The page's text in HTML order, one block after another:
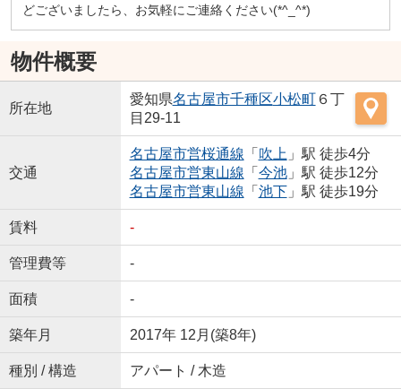
どございましたら、お気軽にご連絡ください(*^_^*)
物件概要
所在地
愛知県名古屋市千種区小松町６丁
目29-11
交通
名古屋市営桜通線 「 吹上」駅 徒歩4分
名古屋市営東山線 「 今池」駅 徒歩12分
名古屋市営東山線 「 池下」駅 徒歩19分
賃料 -
管理費等 -
面積 -
築年月 2017年 12月(築8年)
種別 / 構造 アパート / 木造